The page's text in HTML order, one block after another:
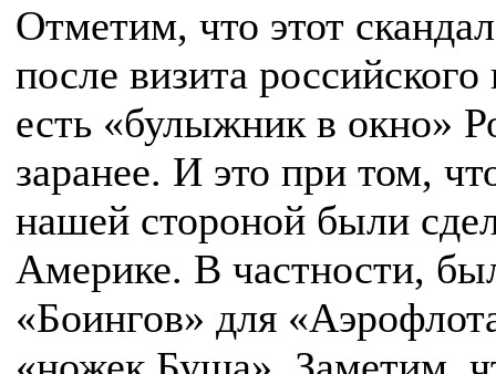
Отметим, что этот
после визита
есть «булыжник в окно»
заранее. И это при том,
нашей стороной были
Америке. В частности,
«Боингов» для